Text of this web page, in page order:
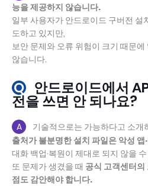
능을 제공하지 않습니다.
일부 사용자가 안드로이드 구버전 설
도하고 있지만,
보안 문제와 오류 위험이 크기 때문
않습니다.
Q 안드로이드에서
전을 쓰면 안 되나요?
A
기술적으로는 가능하다고 소개
출처가 불분명한 설치 파일은 악성 앱
대화 백업·복원이 제대로 되지 않을
또 문제가 생겼을 때 공식 고객센터
점도 감안해야 합니다.